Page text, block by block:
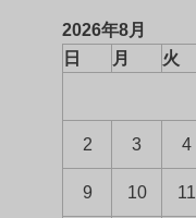
2026年8月
日
月 火
2 3 4
9 10 11